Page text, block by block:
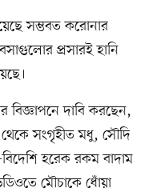
সম্ভবত করোনার
প্রসারই হানি
বিজ্ঞাপনে দাবি করছেন,
থেকে সংগৃহীত মধু, সৌদি
হরেক রকম বাদাম
মৌচাকে ধোঁয়া